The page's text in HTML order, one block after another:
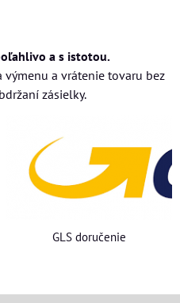
a s istotou.
výmenu a vrátenie tovaru bez
zásielky.
GLS doručenie